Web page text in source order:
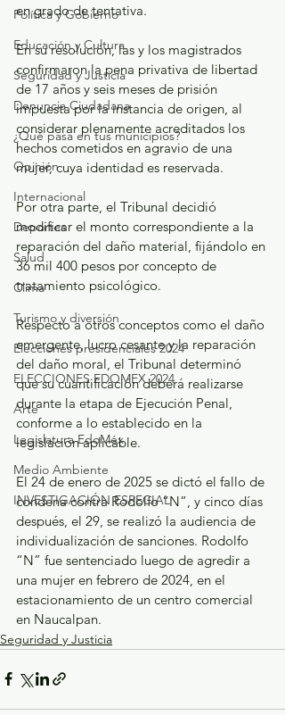
Política y Gobierno
Educación y Cultura
Seguridad y Justicia
Denuncia Ciudadana
¿Qué pasa en tus municipios?
Opinión
Internacional
Deportes
Salud
Clima
Turismo y diversión
Elecciones presidenciales 2024
ELECCIONES EDOMEX 2024
Arte
Legislatura EdoMéx
Medio Ambiente
INVESTIGACIÓN ESPECIAL
en grado de tentativa.
En su resolución, las y los magistrados
confirmaron la pena privativa de libertad
de 17 años y seis meses de prisión
impuesta por la instancia de origen, al
considerar plenamente acreditados los
hechos cometidos en agravio de una
mujer, cuya identidad es reservada.
Por otra parte, el Tribunal decidió
modificar el monto correspondiente a la
reparación del daño material, fijándolo en
36 mil 400 pesos por concepto de
tratamiento psicológico.
Respecto a otros conceptos como el daño
emergente, lucro cesante y la reparación
del daño moral, el Tribunal determinó
que su cuantificación deberá realizarse
durante la etapa de Ejecución Penal,
conforme a lo establecido en la
legislación aplicable.
El 24 de enero de 2025 se dictó el fallo de
condena contra Rodolfo “N”, y cinco días
después, el 29, se realizó la audiencia de
individualización de sanciones. Rodolfo
“N” fue sentenciado luego de agredir a
una mujer en febrero de 2024, en el
estacionamiento de un centro comercial
en Naucalpan.
Seguridad y Justicia